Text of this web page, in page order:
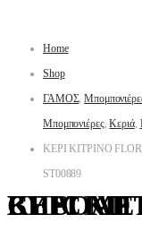
Home
Shop
ΓΑΜΟΣ,
Μπομπονιέρες,Κεριά,
ΚΕΡΙ ΚΙΤΡΙΝΟ
ST00889
ΚΕΡΙ ΚΙΤΡΙΝΟ FLORAL